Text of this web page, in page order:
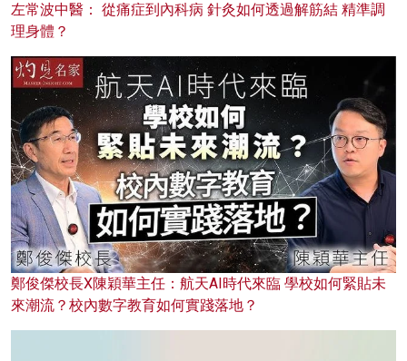
左常波中醫： 從痛症到內科病 針灸如何透過解筋結 精準調
理身體？
鄭俊傑校長X陳穎華主任：航天AI時代來臨 學校如何緊貼未
來潮流？校內數字教育如何實踐落地？